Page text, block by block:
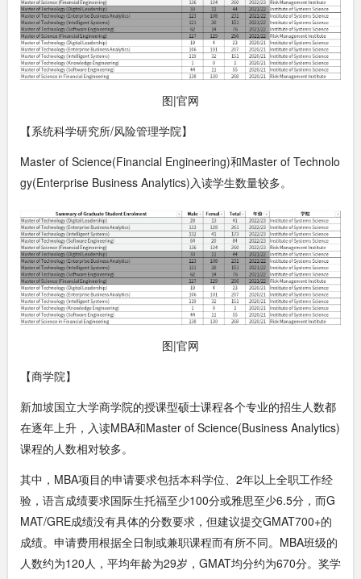
图|官网
【系统科学研究所/风险管理学院】
Master of Science(Financial Engineering)和Master of Technolo
gy(Enterprise Business Analytics)入读学生数量较多。
图|官网
【商学院】
新加坡国立大学商学院的授课型硕士课程各个专业的招生人数都
在逐年上升，入读MBA和Master of Science(Business Analytics)
课程的人数相对较多。
其中，MBA项目的申请要求包括本科学位、2年以上全职工作经
验，语言成绩要求国际生托福至少100分或雅思至少6.5分，而G
MAT/GRE成绩没有具体的分数要求，但建议提交GMAT700+的
成绩。申请费用根据全日制或兼职课程而有所不同。MBA班级的
人数约为120人，平均年龄为29岁，GMAT均分约为670分。奖学